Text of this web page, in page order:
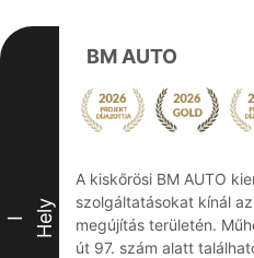
I Hely
BM AUTO
A kiskőrösi BM AUTO
szolgáltatásokat kínál
megújítás területén.
út 97. szám alatt